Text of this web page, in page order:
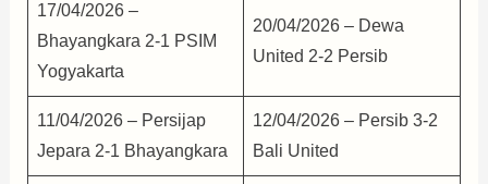
17/04/2026 –
Bhayangkara 2-1 PSIM
Yogyakarta
20/04/2026 – Dewa
United 2-2 Persib
11/04/2026 – Persijap
Jepara 2-1 Bhayangkara
12/04/2026 – Persib 3-2
Bali United